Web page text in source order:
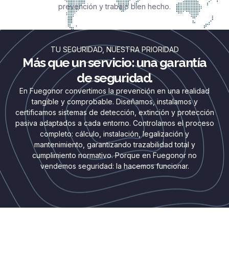
prevención y trabajo bien hecho.
TU SEGURIDAD, NUESTRA PRIORIDAD
Más que un servicio: una garantía
de seguridad.
En Fuegonor convertimos la prevención en una realidad
tangible y comprobable. Diseñamos, instalamos y
certificamos sistemas de detección, extinción y protección
pasiva adaptados a cada entorno. Controlamos el proceso
completo: cálculo, instalación, legalización y
mantenimiento, garantizando trazabilidad total y
cumplimiento normativo. Porque en Fuegonor no
vendemos seguridad: la hacemos funcionar.